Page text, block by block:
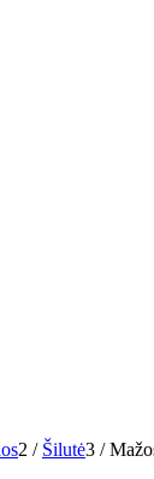
2 / Šilutė3 /